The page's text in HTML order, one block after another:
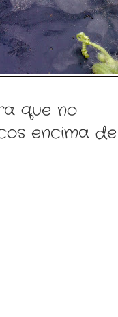
que no
encima de